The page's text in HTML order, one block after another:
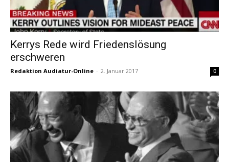
Kerrys Rede wird Friedenslösung
erschweren
Redaktion Audiatur-Online - 2. Januar 2017 0